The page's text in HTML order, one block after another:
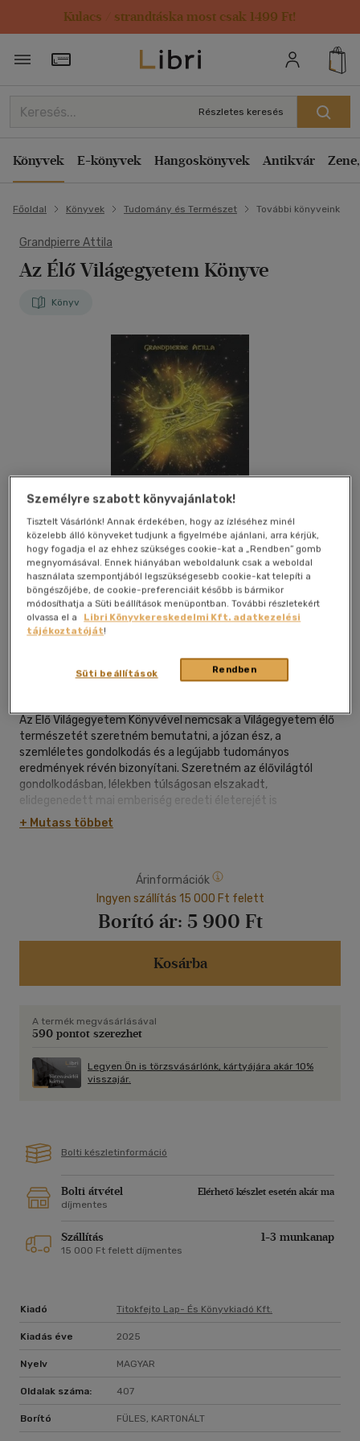
Kulacs / strandtáska most csak 1499 Ft!
Törzsvásárlói Kártya adatai
Részletes keresés
Könyvek E-könyvek Hangoskönyvek Antikvár
Főoldal Könyvek Tudomány és Természet További könyveink
Grandpierre Attila
Az Élő Világegyetem Könyve
Könyv
Kívánságlistához adom Megosztom
Titokfejto Lap- És Könyvkiadó Kft. 2025|magyar nyelvű
Az Élő Világegyetem Könyvével nemcsak a Világegyetem élő
természetét szeretném bemutatni, a józan ész, a
szemléletes gondolkodás és a legújabb tudományos
eredmények révén bizonyítani. Szeretném az élővilágtól
gondolkodásban, lélekben túlságosan elszakadt,
elidegenedett mai emberiség eredeti életerejét is
feléleszteni. Jó lenne a Természet életerejével egylényegű
eleven emberi életerőt visszavezetni kultúráink és
elembertelenedett társadalmak újra emberivé formálásához.
+ Mutass többet
Árinformációk
Ingyen szállítás 15 000 Ft felett
Borító ár: 5 900 Ft
Kosárba
A termék megvásárlásával
590 pontot szerezhet
Legyen Ön is törzsvásárlónk, kártyájára akár 10%
visszajár.
Bolti készletinformáció
Bolti átvétel
Elérhető készlet esetén akár ma
díjmentes
Szállítás 1-3 munkanap
15 000 Ft felett díjmentes
Kiadó Titokfejto Lap- És Könyvkiadó Kft.
Kiadás éve 2025
Nyelv MAGYAR
Oldalak száma: 407
Borító FÜLES, KARTONÁLT
Személyre szabott könyvajánlatok!
Tisztelt Vásárlónk! Annak érdekében, hogy az ízléséhez minél
közelebb álló könyveket tudjunk a figyelmébe ajánlani, arra kérjük,
hogy fogadja el az ehhez szükséges cookie-kat a „Rendben” gomb
megnyomásával. Ennek hiányában weboldalunk csak a weboldal
használata szempontjából legszükségesebb cookie-kat telepíti a
böngészőjébe, de cookie-preferenciáit később is bármikor
módosíthatja a Süti beállítások menüpontban. További részletekért
olvassa el a
Libri Könyvkereskedelmi Kft. adatkezelési
tájékoztatóját!
Rendben
Süti beállítások